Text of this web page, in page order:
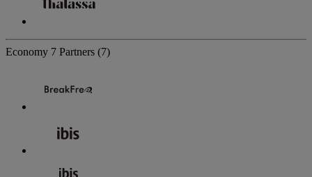
Economy 7 Partners (7)